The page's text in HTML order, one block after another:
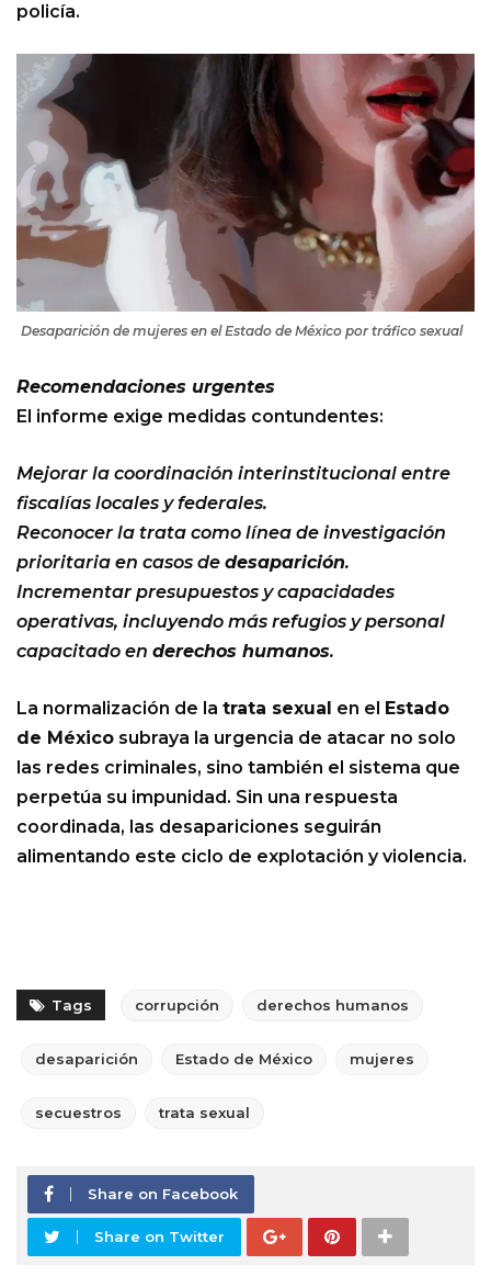
policía.
Desaparición de mujeres en el Estado de México por tráfico sexual
Recomendaciones urgentes
El informe exige medidas contundentes:
Mejorar la coordinación interinstitucional entre
fiscalías locales y federales.
Reconocer la trata como línea de investigación
prioritaria en casos de desaparición.
Incrementar presupuestos y capacidades
operativas, incluyendo más refugios y personal
capacitado en derechos humanos.
La normalización de la trata sexual en el
Estado
de México subraya la urgencia de atacar no solo
las redes criminales, sino también el sistema que
perpetúa su impunidad. Sin una respuesta
coordinada, las desapariciones seguirán
alimentando este ciclo de explotación y violencia.
Tags corrupción derechos humanos
desaparición Estado de México mujeres
secuestros trata sexual
Share on Facebook
Share on Twitter